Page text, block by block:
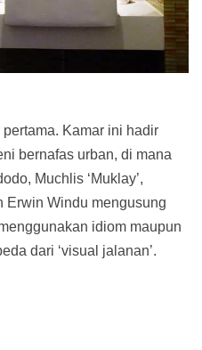
Kamar ini hadir
bernafas urban, di mana
Muchlis ‘Muklay’,
Erwin Windu mengusung
idiom maupun
dari ‘visual jalanan’.